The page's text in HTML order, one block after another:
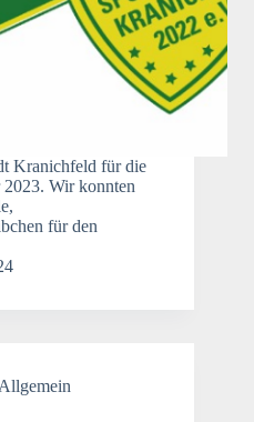
Kranichfeld für die
Wir konnten
für den
Allgemein